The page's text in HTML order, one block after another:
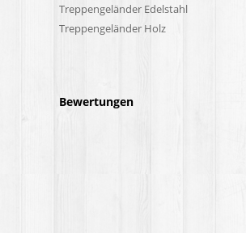
Treppengeländer Edelstahl
Treppengeländer Holz
Bewertungen